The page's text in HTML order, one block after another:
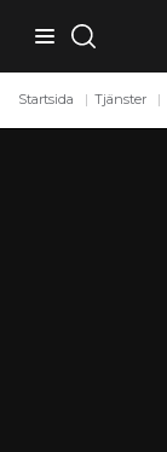
Startsida Tjänster